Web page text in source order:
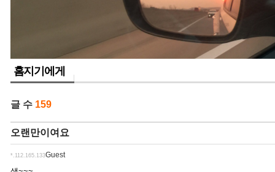
홈지기에게
글 수 159
오랜만이여요
Guest
*.112.165.133